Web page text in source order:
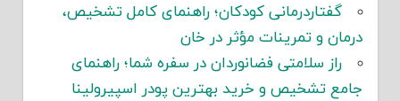
گفتاردرمانی کودکان؛ راهنمای کامل تشخیص،
درمان و تمرینات مؤثر در خان
راز سلامتی فضانوردان در سفره شما؛ راهنمای
جامع تشخیص و خرید بهترین پودر اسپیرولینا